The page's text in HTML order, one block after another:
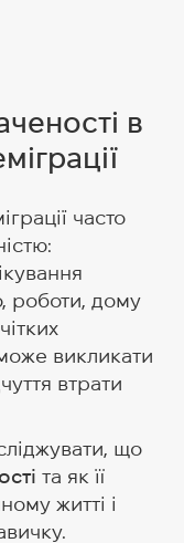
в
часто
роботи, дому
може викликати
втрати
що
та як її
житті і